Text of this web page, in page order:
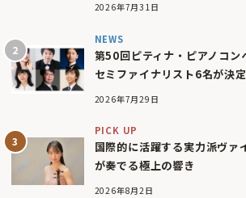
2026年7月31日
NEWS
第50回ピティナ・ピアノコン
セミファイナリスト6名が決定
2026年7月29日
PICK UP
国際的に活躍する実力派ヴァ
が奏でる極上の響き
2026年8月2日